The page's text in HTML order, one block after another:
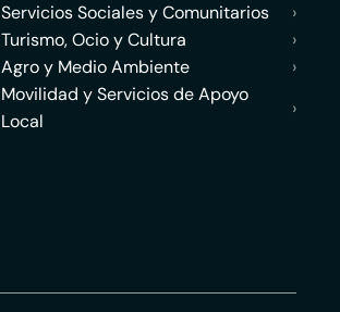
Servicios Sociales y Comunitarios
›
Turismo, Ocio y Cultura
›
Agro y Medio Ambiente
›
Movilidad y Servicios de Apoyo
Local
›